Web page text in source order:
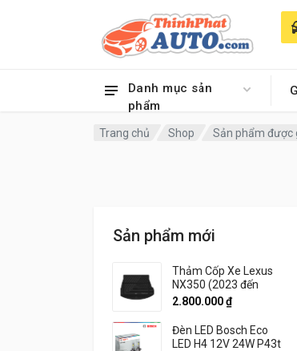
Danh mục sản
phẩm
Trang chủ Shop Sản phẩm được
Sản phẩm mới
Thảm Cốp Xe Lexus
NX350 (2023 đến
2026) Thương hiệu
3W Chính Hãng
2.800.000₫
Đèn LED Bosch Eco
LED H4 12V 24W P43t